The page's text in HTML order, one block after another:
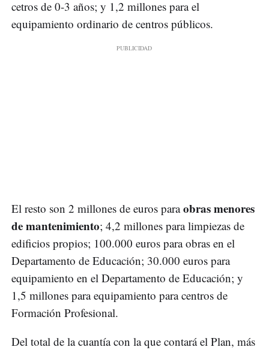
cetros de 0-3 años; y 1,2 millones para el
equipamiento ordinario de centros públicos.
El resto son 2 millones de euros paraobras menores
de mantenimiento; 4,2 millones para limpiezas de
edificios propios; 100.000 euros para obras en el
Departamento de Educación; 30.000 euros para
equipamiento en el Departamento de Educación; y
1,5 millones para equipamiento para centros de
Formación Profesional.
Del total de la cuantía con la que contará el Plan, más